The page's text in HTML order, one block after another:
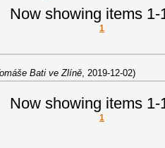
Now showing items 1-
1
Bati ve Zlíně, 2019-12-02)
Now showing items 1-
1